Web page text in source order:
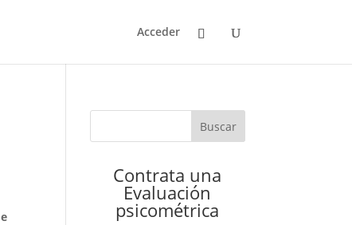
Acceder
Buscar
Contrata una
Evaluación
psicométrica